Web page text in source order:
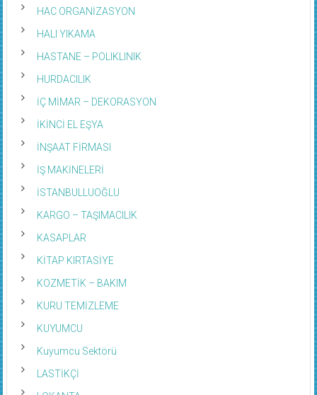
HAC ORGANİZASYON
HALI YIKAMA
HASTANE – POLIKLINIK
HURDACILIK
İÇ MİMAR – DEKORASYON
İKİNCİ EL EŞYA
İNŞAAT FİRMASI
İŞ MAKİNELERİ
İSTANBULLUOĞLU
KARGO – TAŞIMACILIK
KASAPLAR
KİTAP KIRTASİYE
KOZMETİK – BAKIM
KURU TEMİZLEME
KUYUMCU
Kuyumcu Sektörü
LASTİKÇİ